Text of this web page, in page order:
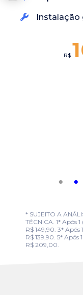
Instalação
R$
* SUJEITO A
TÉCNICA. 1* Após
R$ 149,90. 3*
R$ 139,90. 5* Após
R$ 209,00.